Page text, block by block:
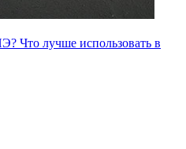
Что лучше использовать в